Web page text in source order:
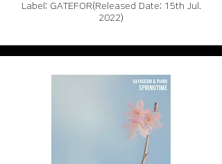
Label: GATEFOR(Released Date: 15th Jul.
2022)